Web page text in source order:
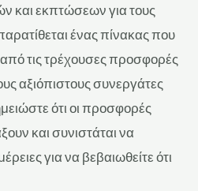
και εκπτώσεων για τους
ένας πίνακας που
τις τρέχουσες προσφορές
αξιόπιστους συνεργάτες
ότι οι προσφορές
και συνιστάται να
για να βεβαιωθείτε ότι